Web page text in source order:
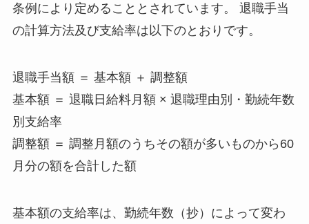
条例により定めることとされています。 退職手当
の計算方法及び支給率は以下のとおりです。
退職手当額 ＝ 基本額 ＋ 調整額
基本額 ＝ 退職日給料月額 × 退職理由別・勤続年数
別支給率
調整額 ＝ 調整月額のうちその額が多いものから60
月分の額を合計した額
基本額の支給率は、勤続年数（抄）によって変わ